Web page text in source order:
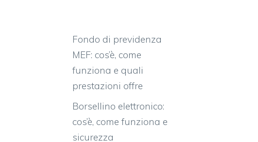
Fondo di previdenza
MEF: cos’è, come
funziona e quali
prestazioni offre
Borsellino elettronico:
cos’è, come funziona e
sicurezza